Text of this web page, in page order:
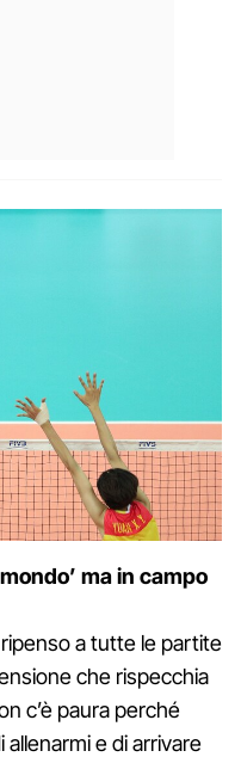
ma in campo
a tutte le partite
che rispecchia
c’è paura perché
e di arrivare